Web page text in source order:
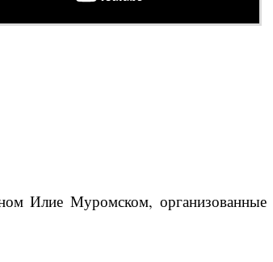
Илие Муромском, организованные